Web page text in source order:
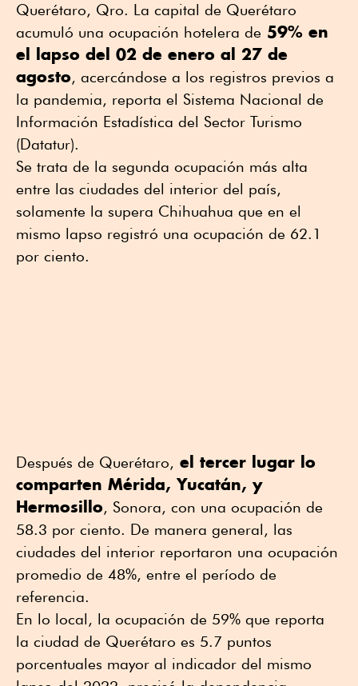
Querétaro, Qro. La capital de Querétaro
acumuló una ocupación hotelera de 59% en
el lapso del 02 de enero al 27 de
agosto, acercándose a los registros previos a
la pandemia, reporta el Sistema Nacional de
Información Estadística del Sector Turismo
(Datatur).
Se trata de la segunda ocupación más alta
entre las ciudades del interior del país,
solamente la supera Chihuahua que en el
mismo lapso registró una ocupación de 62.1
por ciento.
Después de Querétaro, el tercer lugar lo
comparten Mérida, Yucatán, y
Hermosillo, Sonora, con una ocupación de
58.3 por ciento. De manera general, las
ciudades del interior reportaron una ocupación
promedio de 48%, entre el período de
referencia.
En lo local, la ocupación de 59% que reporta
la ciudad de Querétaro es 5.7 puntos
porcentuales mayor al indicador del mismo